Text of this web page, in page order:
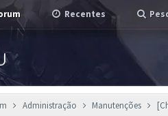
Recentes
Administração Manutenções